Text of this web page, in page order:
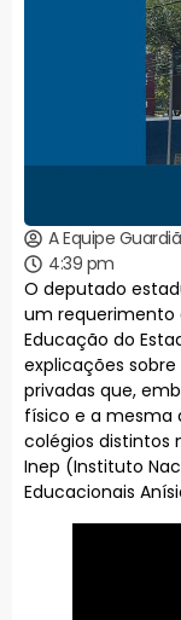
A Equipe
4:39 pm
O deputado
um requerimento
Educação do
explicações
privadas que,
físico e a mesma
colégios distintos
Inep (Instituto
Educacionais